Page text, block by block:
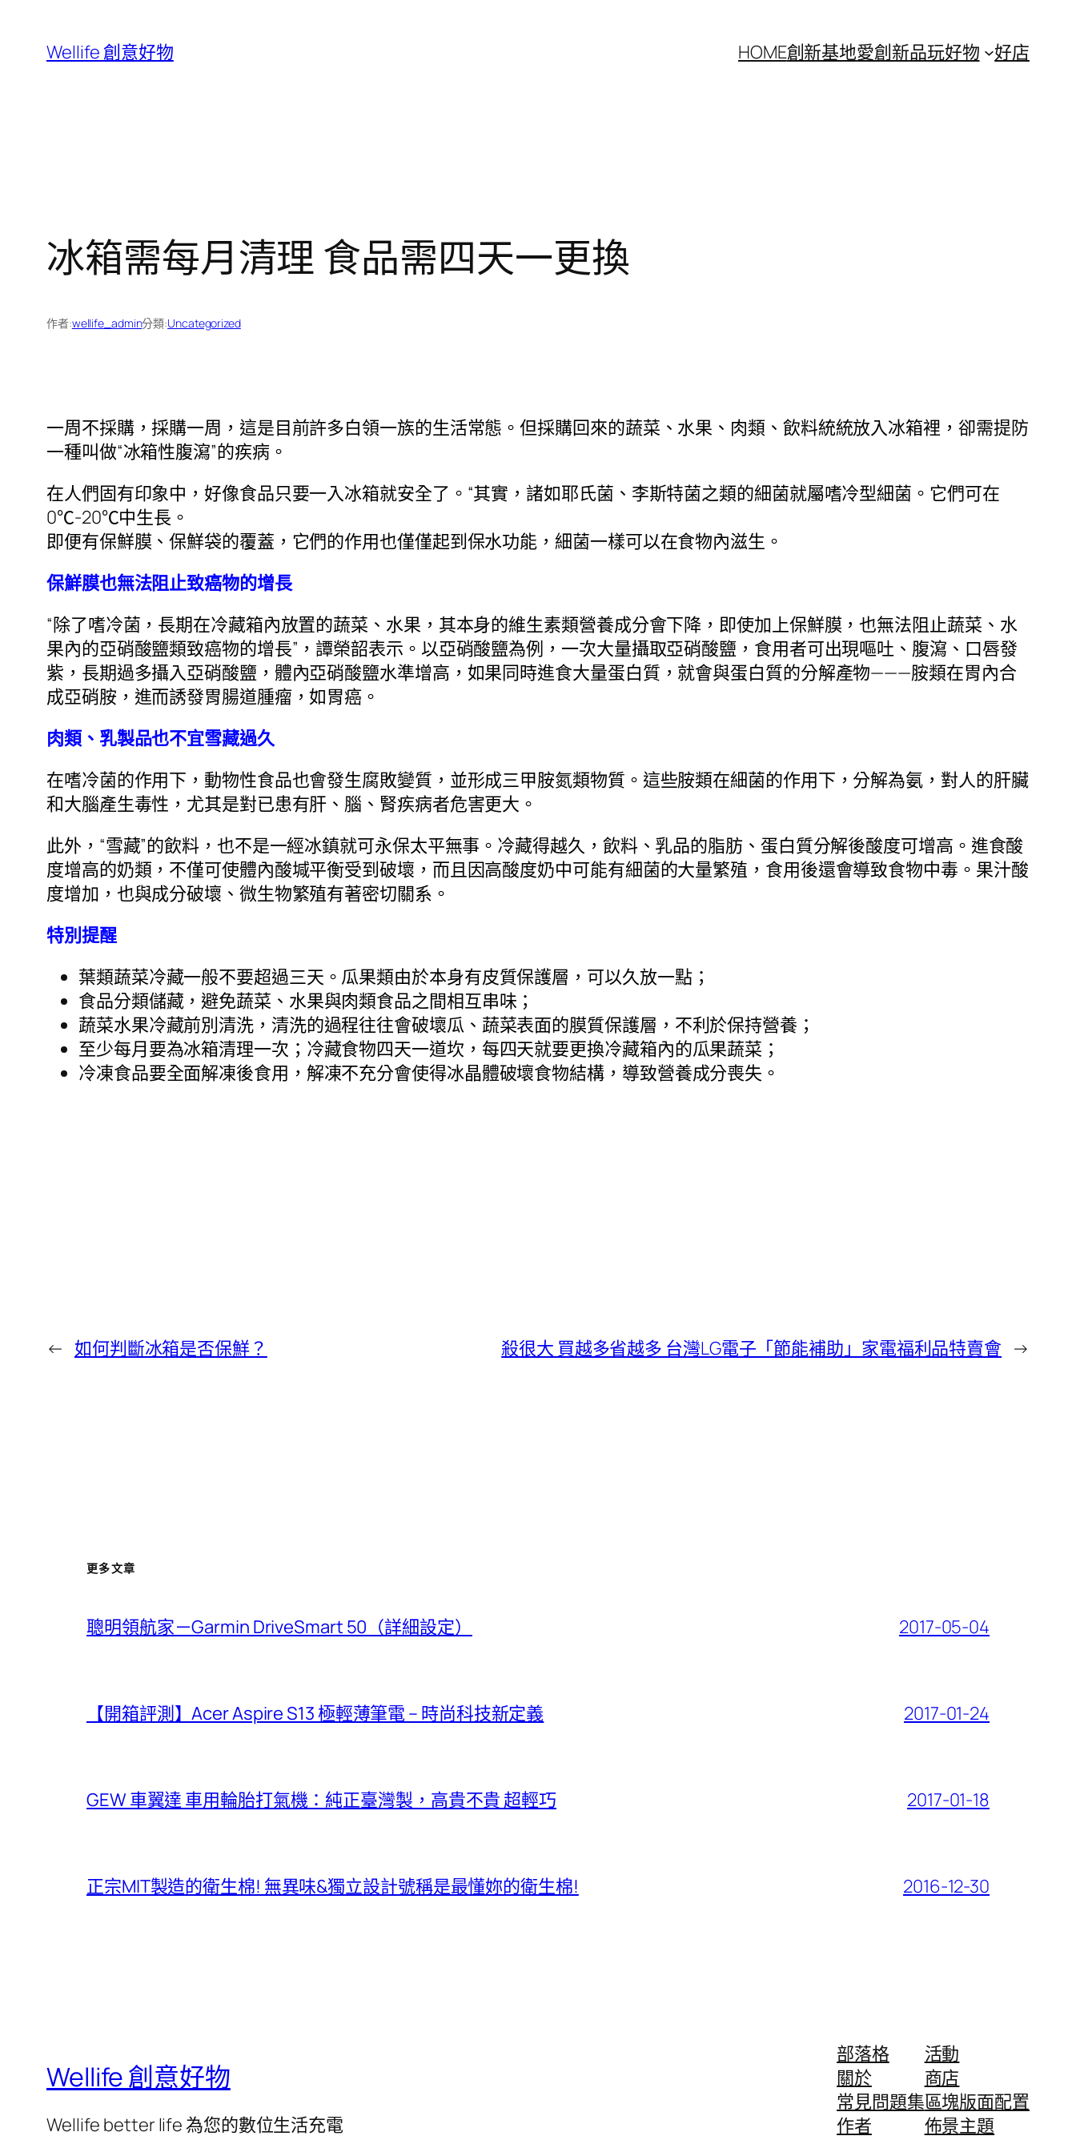
Wellife 創意好物 HOME創新基地愛創新品玩好物 好店
冰箱需每月清理 食品需四天一更換
作者:wellife_admin分類:Uncategorized
一周不採購，採購一周，這是目前許多白領一族的生活常態。但採購回來的蔬菜、水果、肉類、飲料統統放入冰箱裡，卻需提防
一種叫做“冰箱性腹瀉”的疾病。
在人們固有印象中，好像食品只要一入冰箱就安全了。“其實，諸如耶氏菌、李斯特菌之類的細菌就屬嗜冷型細菌。它們可在
0℃-20℃中生長。
即便有保鮮膜、保鮮袋的覆蓋，它們的作用也僅僅起到保水功能，細菌一樣可以在食物內滋生。
保鮮膜也無法阻止致癌物的增長
“除了嗜冷菌，長期在冷藏箱內放置的蔬菜、水果，其本身的維生素類營養成分會下降，即使加上保鮮膜，也無法阻止蔬菜、水
果內的亞硝酸鹽類致癌物的增長”，譚榮韶表示。以亞硝酸鹽為例，一次大量攝取亞硝酸鹽，食用者可出現嘔吐、腹瀉、口唇發
紫，長期過多攝入亞硝酸鹽，體內亞硝酸鹽水準增高，如果同時進食大量蛋白質，就會與蛋白質的分解產物———胺類在胃內合
成亞硝胺，進而誘發胃腸道腫瘤，如胃癌。
肉類、乳製品也不宜雪藏過久
在嗜冷菌的作用下，動物性食品也會發生腐敗變質，並形成三甲胺氮類物質。這些胺類在細菌的作用下，分解為氨，對人的肝臟
和大腦產生毒性，尤其是對已患有肝、腦、腎疾病者危害更大。
此外，“雪藏”的飲料，也不是一經冰鎮就可永保太平無事。冷藏得越久，飲料、乳品的脂肪、蛋白質分解後酸度可增高。進食酸
度增高的奶類，不僅可使體內酸堿平衡受到破壞，而且因高酸度奶中可能有細菌的大量繁殖，食用後還會導致食物中毒。果汁酸
度增加，也與成分破壞、微生物繁殖有著密切關系。
特別提醒
葉類蔬菜冷藏一般不要超過三天。瓜果類由於本身有皮質保護層，可以久放一點；
食品分類儲藏，避免蔬菜、水果與肉類食品之間相互串味；
蔬菜水果冷藏前別清洗，清洗的過程往往會破壞瓜、蔬菜表面的膜質保護層，不利於保持營養；
至少每月要為冰箱清理一次；冷藏食物四天一道坎，每四天就要更換冷藏箱內的瓜果蔬菜；
冷凍食品要全面解凍後食用，解凍不充分會使得冰晶體破壞食物結構，導致營養成分喪失。
← 如何判斷冰箱是否保鮮？ 殺很大 買越多省越多 台灣LG電子「節能補助」家電福利品特賣會 →
更多文章
聰明領航家－Garmin DriveSmart 50（詳細設定） 2017-05-04
【開箱評測】Acer Aspire S13 極輕薄筆電 – 時尚科技新定義 2017-01-24
GEW 車翼達 車用輪胎打氣機：純正臺灣製，高貴不貴 超輕巧 2017-01-18
正宗MIT製造的衛生棉! 無異味&獨立設計號稱是最懂妳的衛生棉! 2016-12-30
Wellife 創意好物
Wellife better life 為您的數位生活充電
部落格
關於
常見問題集
作者
活動
商店
區塊版面配置
佈景主題